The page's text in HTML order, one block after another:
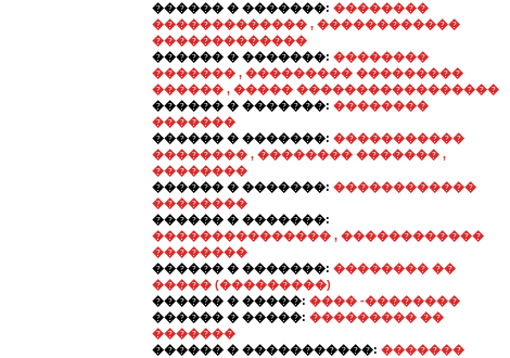
������ � �������: ��������
������������� , ������������
�������������
������ � �������: ��������
������� , ��������� ���������
������ , ����� �����������������
������ � �������: ��������
�������
������ � �������: �����������
�������� , �������� ������� ,
��������
������ � �������: ������������
��������
������ � �������:
��������������� , ������������
��������
������ � �������: �������� ��
����� (���������)
������ � �����: ���� -��������
������ � �����: ��������� ��
�������
������ � �����������: �������